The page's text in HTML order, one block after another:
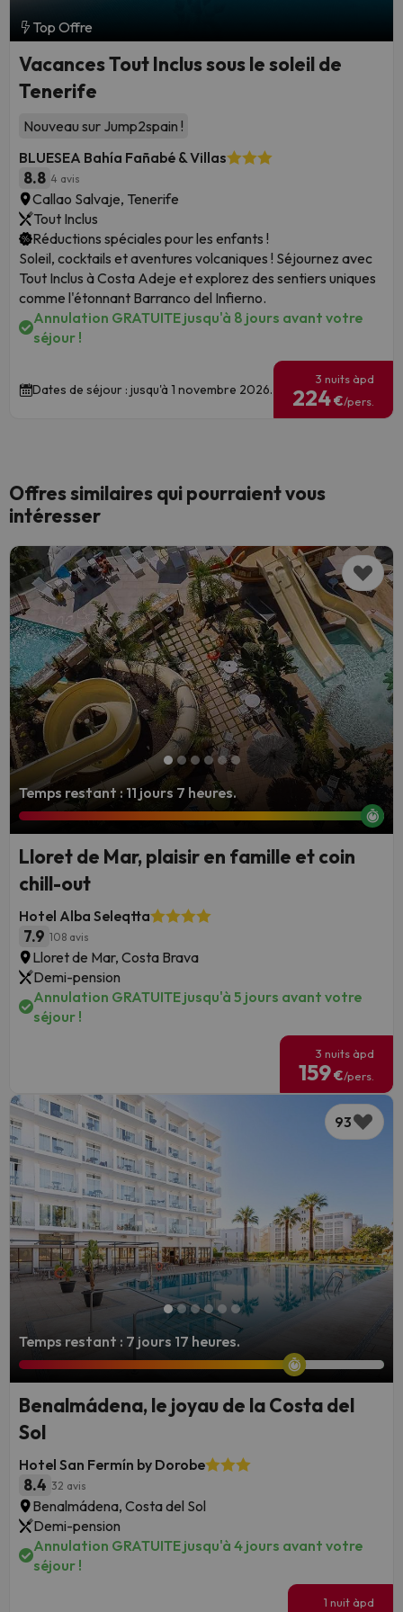
Top Offre
Vacances Tout Inclus sous le soleil de
Tenerife
Nouveau sur Jump2spain !
BLUESEA Bahía Fañabé & Villas
8.8 4 avis
Callao Salvaje, Tenerife
Tout Inclus
Réductions spéciales pour les enfants !
Soleil, cocktails et aventures volcaniques ! Séjournez avec
Tout Inclus à Costa Adeje et explorez des sentiers uniques
comme l'étonnant Barranco del Infierno.
Annulation GRATUITE jusqu'à 8 jours avant votre
séjour !
Dates de séjour : jusqu'à 1 novembre 2026.
3 nuits àpd
224€/pers.
Offres similaires qui pourraient vous
intéresser
Temps restant : 11 jours 7 heures.
Lloret de Mar, plaisir en famille et coin
chill-out
Hotel Alba Seleqtta
7.9 108 avis
Lloret de Mar, Costa Brava
Demi-pension
Annulation GRATUITE jusqu'à 5 jours avant votre
séjour !
3 nuits àpd
159€/pers.
Temps restant : 7 jours 17 heures.
93
Benalmádena, le joyau de la Costa del
Sol
Hotel San Fermín by Dorobe
8.4 32 avis
Benalmádena, Costa del Sol
Demi-pension
Annulation GRATUITE jusqu'à 4 jours avant votre
séjour !
1 nuit àpd